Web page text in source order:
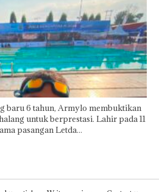
baru 6 tahun, Armylo membuktikan
untuk berprestasi. Lahir pada 11
pasangan Letda...